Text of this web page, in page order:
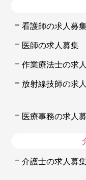
看護師の求人募
医師の求人募集
作業療法士の求
放射線技師の求
医療事務の求人
介護士の求人募